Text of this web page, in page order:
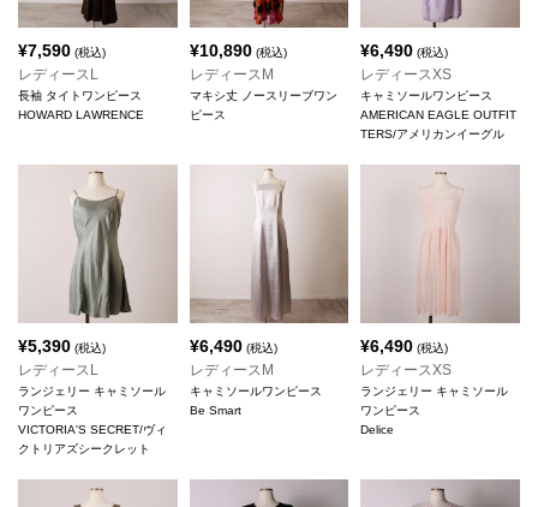
¥7,590 (税込)
レディースL
長袖 タイトワンピース
HOWARD LAWRENCE
¥10,890(税込)
レディースM
マキシ丈 ノースリーブワン
ピース
¥6,490 (税込)
レディースXS
キャミソールワンピース
AMERICAN EAGLE OUTFIT
TERS/アメリカンイーグル
¥5,390 (税込)
レディースL
ランジェリー キャミソール
ワンピース
VICTORIA'S SECRET/ヴィ
クトリアズシークレット
¥6,490(税込)
レディースM
キャミソールワンピース
Be Smart
¥6,490 (税込)
レディースXS
ランジェリー キャミソール
ワンピース
Delice